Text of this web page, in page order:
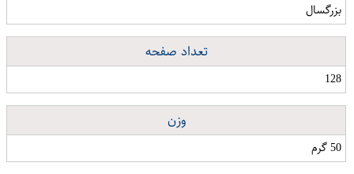
بزرگسال
تعداد صفحه
128
وزن
50 گرم